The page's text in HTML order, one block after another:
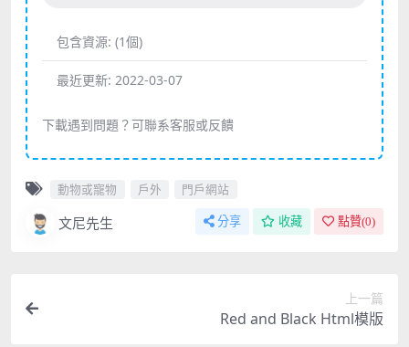
包含資源: (1個)
最近更新: 2022-03-07
下載遇到問題？可聯系客服或反饋
動物或寵物 戶外 門戶網站
文尼先生 分享 收藏 點贊(0)
上一篇
Red and Black Html模版